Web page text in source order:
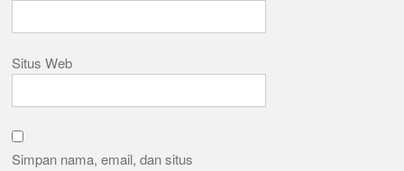
Situs Web
Simpan nama, email, dan situs